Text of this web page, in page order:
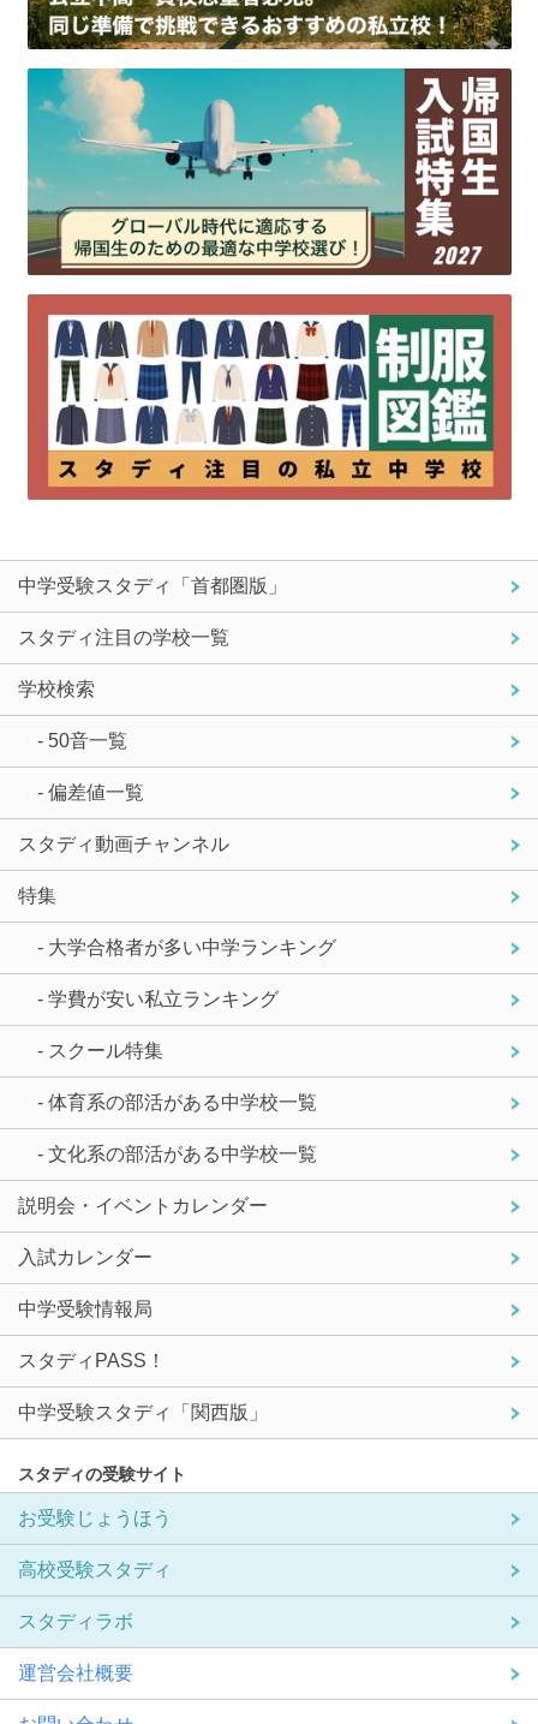
中学受験スタディ「首都圏版」
スタディ注目の学校一覧
学校検索
- 50音一覧
- 偏差値一覧
スタディ動画チャンネル
特集
- 大学合格者が多い中学ランキング
- 学費が安い私立ランキング
- スクール特集
- 体育系の部活がある中学校一覧
- 文化系の部活がある中学校一覧
説明会・イベントカレンダー
入試カレンダー
中学受験情報局
スタディPASS！
中学受験スタディ「関西版」
スタディの受験サイト
お受験じょうほう
高校受験スタディ
スタディラボ
運営会社概要